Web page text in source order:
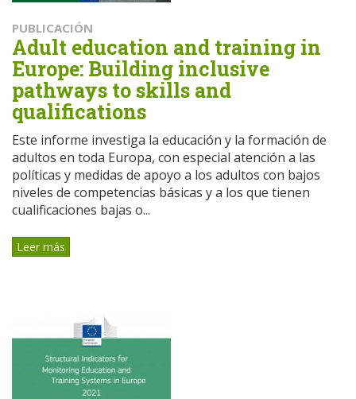
PUBLICACIÓN
Adult education and training in
Europe: Building inclusive
pathways to skills and
qualifications
Este informe investiga la educación y la formación de
adultos en toda Europa, con especial atención a las
políticas y medidas de apoyo a los adultos con bajos
niveles de competencias básicas y a los que tienen
cualificaciones bajas o...
Leer más